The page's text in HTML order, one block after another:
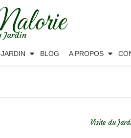
Jardin
BLOG A PROPOS
Visite du